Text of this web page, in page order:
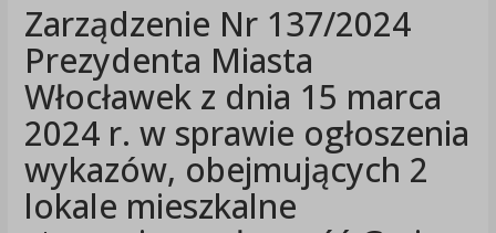
Zarządzenie Nr 137/2024
Prezydenta Miasta
Włocławek z dnia 15 marca
2024 r. w sprawie ogłoszenia
wykazów, obejmujących 2
lokale mieszkalne